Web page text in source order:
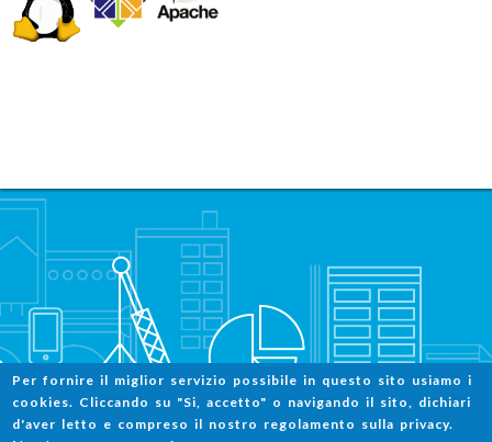
Perfornire il miglior servizio possibile in questo sito usiamo i
cookies. Cliccando su "Si, accetto" o navigando il sito
dichiari
d'aver letto e compreso il nostro regolamento sulla privacy.